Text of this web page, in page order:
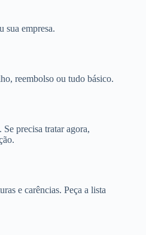
sua empresa.
reembolso ou tudo básico.
Se precisa tratar agora,
e carências. Peça a lista